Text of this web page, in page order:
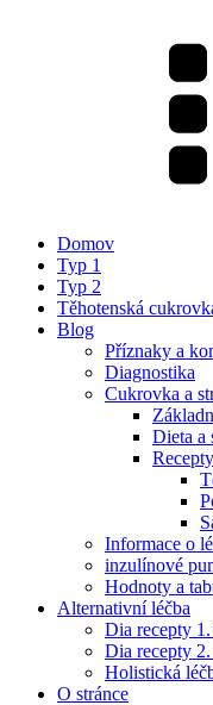
Domov
Typ 1
Typ 2
Těhotenská
Blog
Příznaky a
Diagnostika
Cukrovka a
Dieta a
Informace o
inzulínové
Hodnoty a
Alternativní léčba
Dia recepty
Dia recepty
Holistická
O stránce